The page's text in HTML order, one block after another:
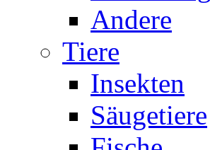
Andere
Tiere
Insekten
Säugetiere